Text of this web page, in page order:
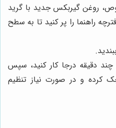
روغن گیربکس جدید با گرید
راهنما را پر کنید تا به سطح
چند دقیقه درجا کار کنید، سپس
کرده و در صورت نیاز تنظیم